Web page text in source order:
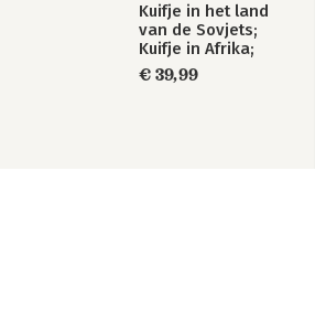
Kuifje in het land
van de Sovjets;
Kuifje in Afrika;
Kuifje in Amerika
€ 39,99